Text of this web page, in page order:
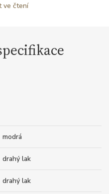
ve čtení
modrá
drahý lak
drahý lak